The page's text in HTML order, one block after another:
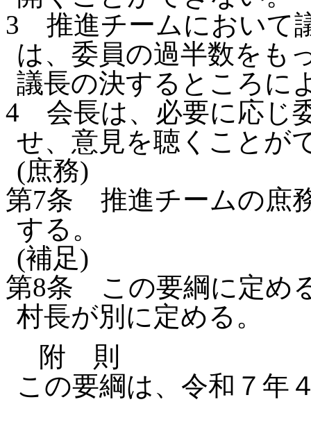
3 推進チームにおいて
は、委員の過半数をも
議長の決するところに
4 会長は、必要に応じ
せ、意見を聴くことが
(庶務)
第7条 推進チームの庶
する。
(補足)
第8条 この要綱に定め
村長が別に定める。
附 則
この要綱は、令和７年